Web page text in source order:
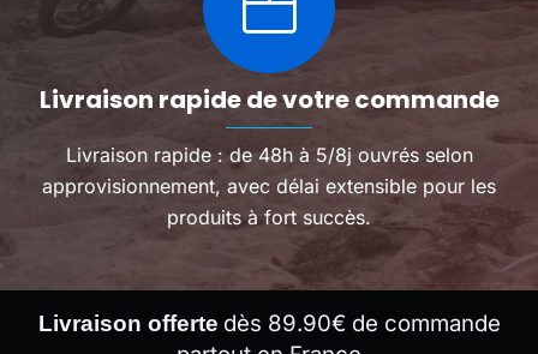
Livraison rapide de votre commande
Livraison rapide : de 48h à 5/8j ouvrés selon
approvisionnement, avec délai extensible pour les
produits à fort succès.
Livraison offerte dès 89.90€ de commande